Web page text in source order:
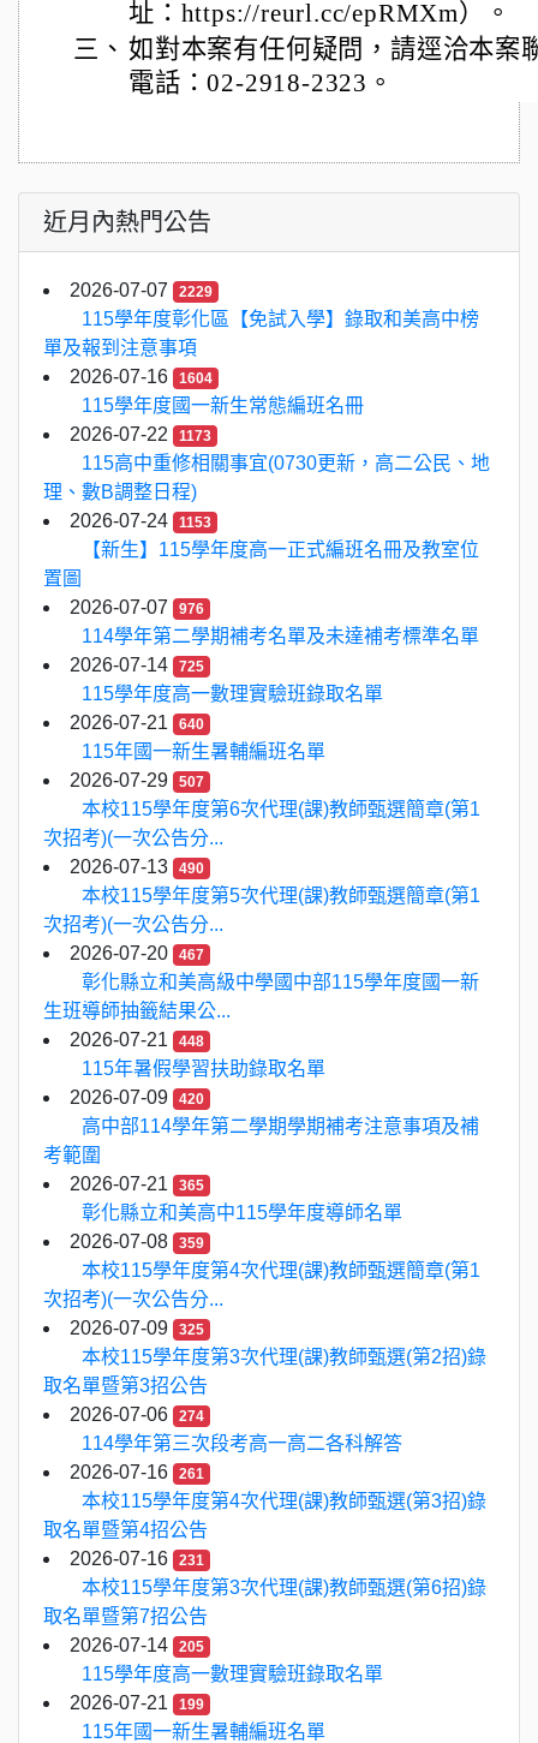
址：https://reurl.cc/epRMXm）。
三、 如對本案有任何疑問，請逕洽本案
電話：02-2918-2323。
近月內熱門公告
2026-07-07 2229
115學年度彰化區【免試入學】錄取和美高中榜
單及報到注意事項
2026-07-16
1604
115學年度國一新生常態編班名冊
2026-07-22
1173
115高中重修相關事宜(0730更新，高二公民、地
理、數B調整日程)
2026-07-24
1153
【新生】115學年度高一正式編班名冊及教室位
置圖
2026-07-07
976
114學年第二學期補考名單及未達補考標準名單
2026-07-14
725
115學年度高一數理實驗班錄取名單
2026-07-21
640
115年國一新生暑輔編班名單
2026-07-29
507
本校115學年度第6次代理(課)教師甄選簡章(第1
次招考)(一次公告分...
2026-07-13
490
本校115學年度第5次代理(課)教師甄選簡章(第1
次招考)(一次公告分...
2026-07-20
467
彰化縣立和美高級中學國中部115學年度國一新
生班導師抽籤結果公...
2026-07-21
448
115年暑假學習扶助錄取名單
2026-07-09
420
高中部114學年第二學期學期補考注意事項及補
考範圍
2026-07-21
365
彰化縣立和美高中115學年度導師名單
2026-07-08
359
本校115學年度第4次代理(課)教師甄選簡章(第1
次招考)(一次公告分...
2026-07-09
325
本校115學年度第3次代理(課)教師甄選(第2招)錄
取名單暨第3招公告
2026-07-06
274
114學年第三次段考高一高二各科解答
2026-07-16
261
本校115學年度第4次代理(課)教師甄選(第3招)錄
取名單暨第4招公告
2026-07-16
231
本校115學年度第3次代理(課)教師甄選(第6招)錄
取名單暨第7招公告
2026-07-14
205
115學年度高一數理實驗班錄取名單
2026-07-21
199
115年國一新生暑輔編班名單